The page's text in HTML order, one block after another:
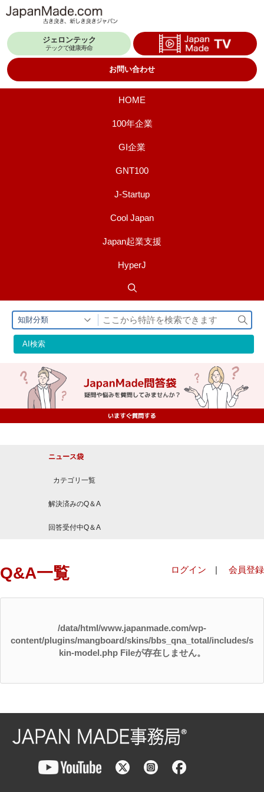
テ
ジェロンテック
テックで健康寿命
お問い合わせ
HOME
100年企業
GI企業
GNT100
J-Startup
Cool Japan
Japan起業支援
HyperJ
知財分類
検
索
AI検索
ニュース袋
カテゴリ一覧
解決済みのQ＆A
回答受付中Q＆A
Q&A一覧 ログイン | 会員登録
/data/html/www.japanmade.com/wp-
content/plugins/mangboard/skins/bbs_qna_total/includes/s
kin-model.php Fileが存在しません。